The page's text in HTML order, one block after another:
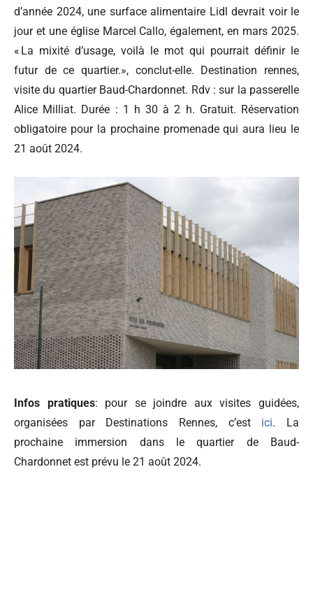
d’année 2024, une surface alimentaire Lidl devrait voir le
jour et une église Marcel Callo, également, en mars 2025.
« La mixité d’usage, voilà le mot qui pourrait définir le
futur de ce quartier.», conclut-elle. Destination rennes,
visite du quartier Baud-Chardonnet. Rdv : sur la passerelle
Alice Milliat. Durée : 1 h 30 à 2 h. Gratuit. Réservation
obligatoire pour la prochaine promenade qui aura lieu le
21 août 2024.
Infos pratiques: pour se joindre aux visites guidées,
organisées par Destinations Rennes, c’est
ici. La
prochaine immersion dans le quartier de Baud-
Chardonnet est prévu le 21 août 2024.